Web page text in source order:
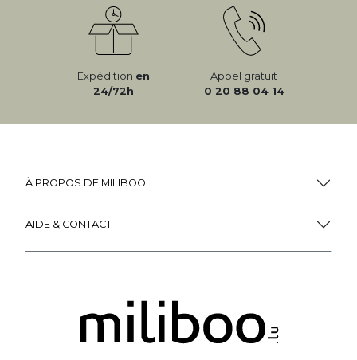
Expédition en
24/72h
Appel gratuit
0 20 88 04 14
À PROPOS DE MILIBOO
AIDE & CONTACT